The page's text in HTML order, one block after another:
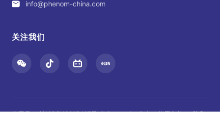
info@phenom-china.com
关注我们